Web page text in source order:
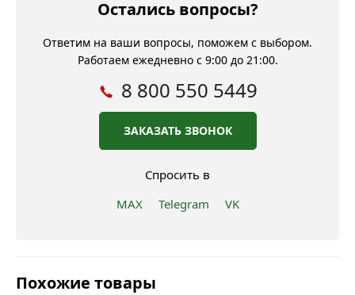
Остались вопросы?
Ответим на ваши вопросы, поможем с выбором.
Работаем ежедневно с 9:00 до 21:00.
8 800 550 5449
ЗАКАЗАТЬ ЗВОНОК
Спросить в
MAX
Telegram VK
Похожие товары